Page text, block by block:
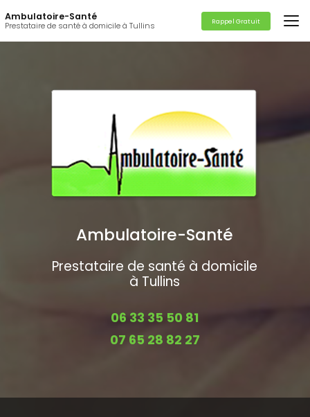
au
contenu
principal
Ambulatoire-Santé
Prestataire de santé à domicile à Tullins Rappel Gratuit
Ambulatoire-Santé
Prestataire de santé à domicile
à Tullins
06 33 35 50 81
07 65 28 82 27